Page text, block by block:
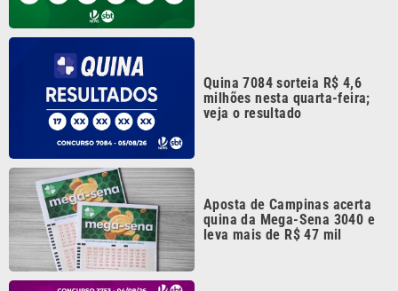
Quina 7084 sorteia R$ 4,6
milhões nesta quarta-feira;
veja o resultado
Aposta de Campinas acerta
quina da Mega-Sena 3040 e
leva mais de R$ 47 mil